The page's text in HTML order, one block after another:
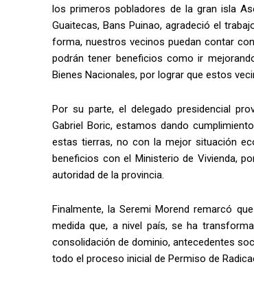
los primeros pobladores de la gran isla
Guaitecas, Bans Puinao, agradeció el
forma, nuestros vecinos puedan contar
podrán tener beneficios como ir
Bienes Nacionales, por lograr que estos
Por su parte, el delegado presidencial
Gabriel Boric, estamos dando
estas tierras, no con la mejor situación
beneficios con el Ministerio de Vivienda,
autoridad de la provincia.
Finalmente, la Seremi Morend remarcó
medida que, a nivel país, se ha
consolidación de dominio, antecedentes
todo el proceso inicial de Permiso de